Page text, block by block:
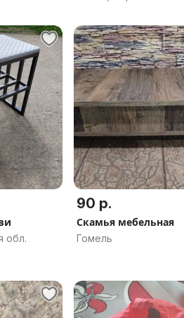
обл.
90 р.
Скамья мебельная
Гомель